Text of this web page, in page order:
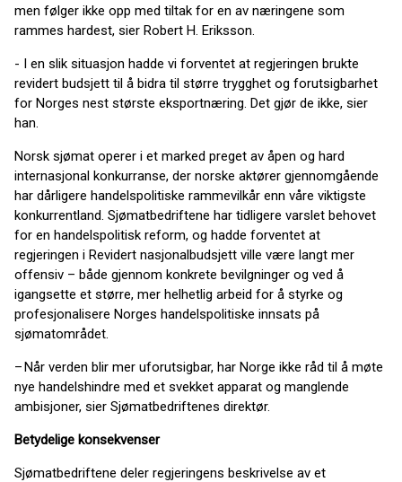
men følger ikke opp med tiltak for en av næringene som
rammes hardest, sier Robert H. Eriksson.
- I en slik situasjon hadde vi forventet at regjeringen brukte
revidert budsjett til å bidra til større trygghet og forutsigbarhet
for Norges nest største eksportnæring. Det gjør de ikke, sier
han.
Norsk sjømat operer i et marked preget av åpen og hard
internasjonal konkurranse, der norske aktører gjennomgående
har dårligere handelspolitiske rammevilkår enn våre viktigste
konkurrentland. Sjømatbedriftene har tidligere varslet behovet
for en handelspolitisk reform, og hadde forventet at
regjeringen i Revidert nasjonalbudsjett ville være langt mer
offensiv – både gjennom konkrete bevilgninger og ved å
igangsette et større, mer helhetlig arbeid for å styrke og
profesjonalisere Norges handelspolitiske innsats på
sjømatområdet.
– Når verden blir mer uforutsigbar, har Norge ikke råd til å møte
nye handelshindre med et svekket apparat og manglende
ambisjoner, sier Sjømatbedriftenes direktør.
Betydelige konsekvenser
Sjømatbedriftene deler regjeringens beskrivelse av et